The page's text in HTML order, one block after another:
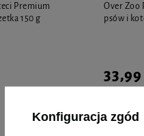
Premium
150 g
Over Zoo
psów i
33,99
Konfiguracja zgód